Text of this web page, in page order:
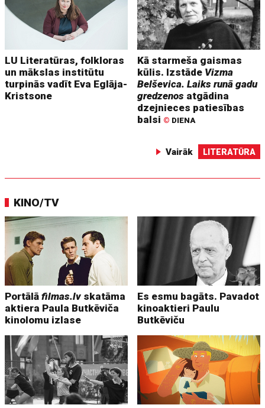
LU Literatūras, folkloras
un mākslas institūtu
turpinās vadīt Eva Eglāja-
Kristsone
Kā starmeša gaismas
kūlis. Izstāde Vizma
Belševica. Laiks runā gadu
gredzenos atgādina
dzejnieces patiesības
balsi © DIENA
Vairāk LITERATŪRA
KINO/TV
Portālāfilmas.lv skatāma
aktiera Paula Butkēviča
kinolomu izlase
Es esmu bagāts. Pavadot
kinoaktieri Paulu
Butkēviču